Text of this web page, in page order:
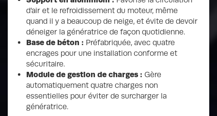
57 dB(A)
Niveau sonore pleine vitesse
63 dB(A)
Garantie limitée
5 ans / 2 000 heures
d’air et le refroidissement du moteur, même
quand il y a beaucoup de neige, et évite de devoir
déneiger la génératrice de façon quotidienne.
Base de béton : Préfabriquée, avec quatre
encrages pour une installation conforme et
sécuritaire.
Module de gestion de charges : Gère
automatiquement quatre charges non
essentielles pour éviter de surcharger la
génératrice.